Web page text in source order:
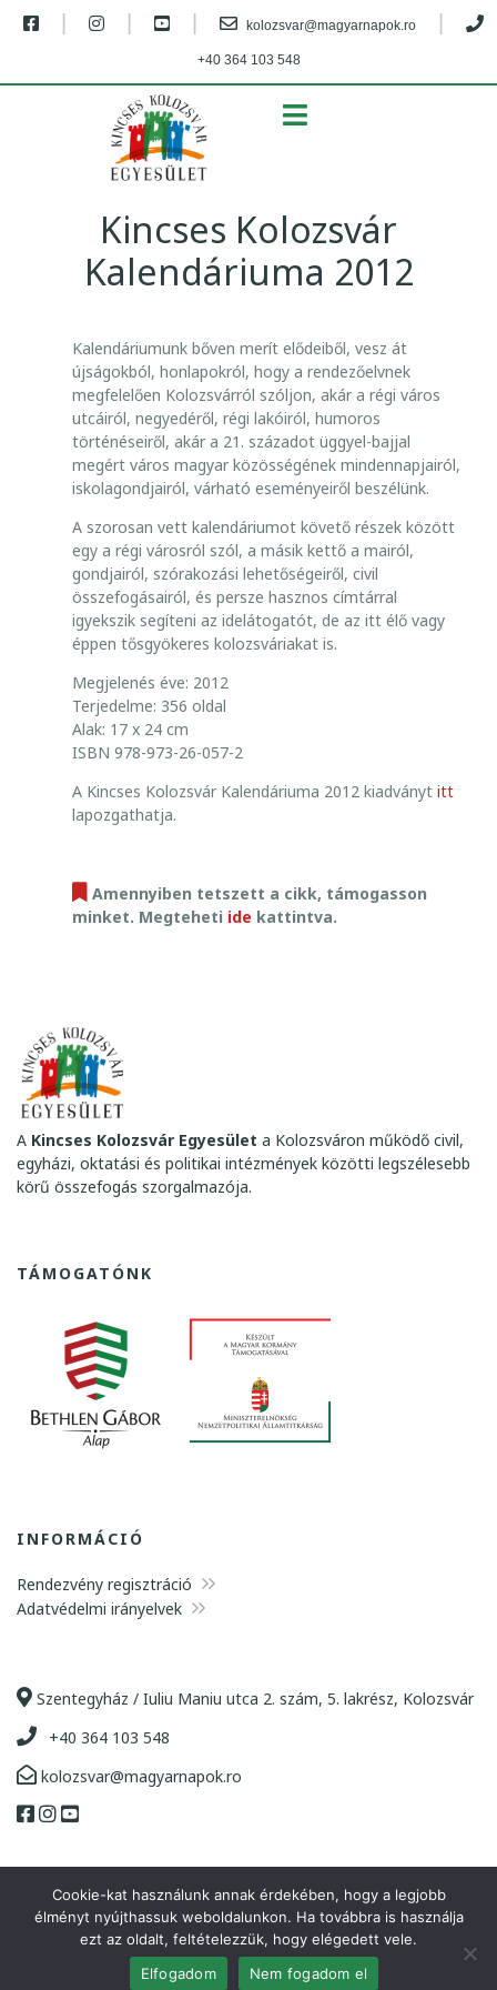
kolozsvar@magyarnapok.ro
+40 364 103 548
Kincses Kolozsvár
Kalendáriuma 2012
K
I
N
C
S
E
S
K
O
L
O
Z
S
V
Á
R
K
A
L
E
D
Á
A
2
0
1
2
Kalendáriumunk bőven merít elődeiből, vesz át
újságokból, honlapokról, hogy a rendezőelvnek
megfelelően Kolozsvárról szóljon, akár a régi város
utcáiról, negyedéről, régi lakóiról, humoros
történéseiről, akár a 21. századot üggyel-bajjal
megért város magyar közösségének mindennapjairól,
iskolagondjairól, várható eseményeiről beszélünk.
A szorosan vett kalendáriumot követő részek között
egy a régi városról szól, a másik kettő a mairól,
gondjairól, szórakozási lehetőségeiről, civil
összefogásairól, és persze hasznos címtárral
igyekszik segíteni az idelátogatót, de az itt élő vagy
éppen tősgyökeres kolozsváriakat is.
Megjelenés éve: 2012
Terjedelme: 356 oldal
Alak: 17 x 24 cm
ISBN 978-973-26-057-2
A Kincses Kolozsvár Kalendáriuma 2012 kiadványt itt
lapozgathatja.
Amennyiben tetszett a cikk, támogasson
minket. Megteheti ide kattintva.
A Kincses Kolozsvár Egyesület a Kolozsváron működő civil,
egyházi, oktatási és politikai intézmények közötti legszélesebb
körű összefogás szorgalmazója.
TÁMOGATÓNK
INFORMÁCIÓ
Rendezvény regisztráció
Adatvédelmi irányelvek
Szentegyház / Iuliu Maniu utca 2. szám, 5. lakrész, Kolozsvár
+40 364 103 548
kolozsvar@magyarnapok.ro
Copyright 2021 Kincses Kolozsvár Egyesület | Minden jog
A honlapot készítette:OkkWebMedia
Cookie-kat használunk annak érdekében, hogy a legjobb
élményt nyújthassuk weboldalunkon. Ha továbbra is használja
ezt az oldalt, feltételezzük, hogy elégedett vele.
Elfogadom
Nem fogadom el